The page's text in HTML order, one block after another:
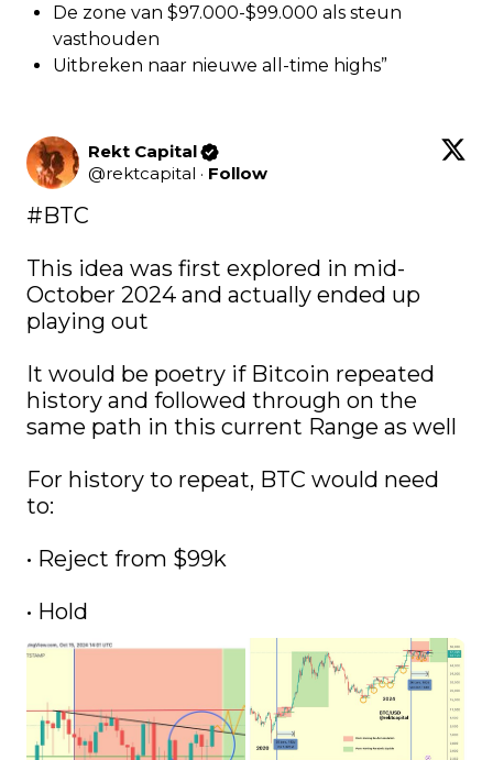
De zone van $97.000-$99.000 als steun
vasthouden
Uitbreken naar nieuwe all-time highs”
Rekt Capital
@rektcapital · Follow
#BTC
This idea was first explored in mid-
October 2024 and actually ended up
playing out
It would be poetry if Bitcoin repeated
history and followed through on the
same path in this current Range as well
For history to repeat, BTC would need
to:
• Reject from $99k
• Hold